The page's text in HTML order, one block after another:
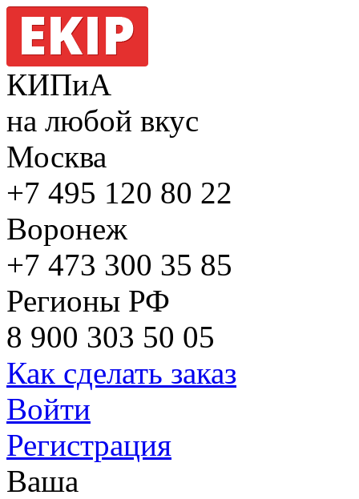
КИПиА
на любой вкус
Москва
+7 495 120 80 22
Воронеж
+7 473 300 35 85
Регионы РФ
8 900 303 50 05
Как сделать заказ
Войти
Регистрация
Ваша